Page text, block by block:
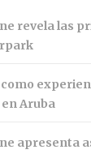
revela las
Aruba
apresenta